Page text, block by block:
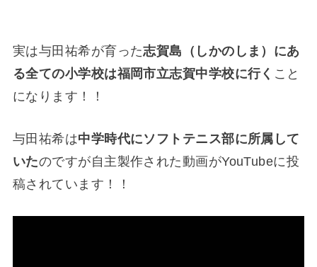
実は与田祐希が育った志賀島（しかのしま）にあ
る全ての小学校は福岡市立志賀中学校に行く こと
になります！！
与田祐希は中学時代にソフトテニス部に所属して
いたのですが自主製作された動画がYouTubeに投
稿されています！！